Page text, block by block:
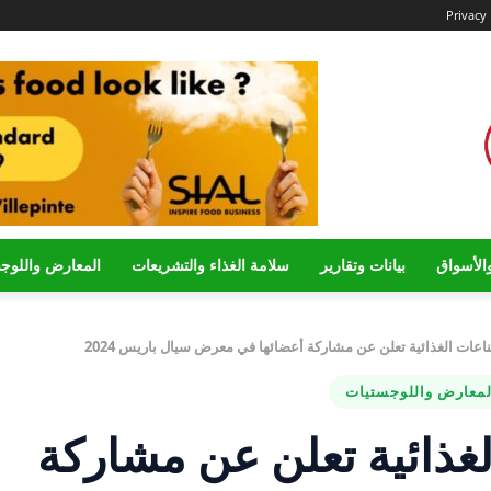
Privacy
بيانات وتقارير سلامة الغذاء والتشريعات المعارض
الغذائية تعلن عن مشاركة أعضائها في معرض سيال باريس 2024
واللوجستيات
تعلن عن مشاركة